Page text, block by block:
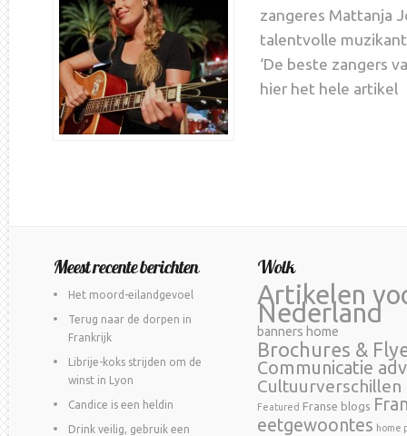
zangeres Mattanja
talentvolle
‘De beste zangers
hier het hele artikel
Meest recente berichten
Het moord-eilandgevoel
Terug naar de dorpen in
Frankrijk
Librije-koks strijden om de
winst in Lyon
Candice is een heldin
Drink veilig, gebruik een
Wolk
Artikelen
Nederland
banners home
Brochures &
Communicatie
Cultuurverschillen
Featured Franse blogs
eetgewoontes home